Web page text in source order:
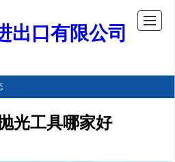
出口有限公司
光工具哪家好